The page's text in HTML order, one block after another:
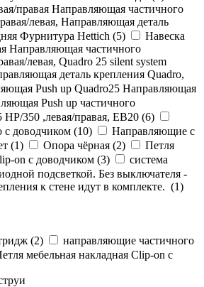
правая Направляющая частичного
левая, Направляющая деталь
Фурнитура Hettich (5)
Навеска
Направляющая частичного
левая, Quadro 25 silent system
деталь крепления Quadro,
Push up Quadro25 Направляющая
Push up частичного
350 ,левая/правая, ЕВ20 (6)
доводчиком (10)
Направляющие с
(1) Опора чёрная (2)
Петля
on с доводчиком (3)
система
подсветкой. Без выключателя -
к стене идут в комплекте. (1)
(2)
направляющие частичного
мебельная накладная Clip-on с